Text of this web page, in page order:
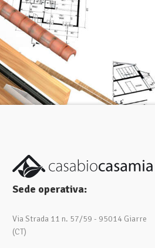
Sede operativa:
Via Strada 11 n. 57/59 - 95014 Giarre
(CT)